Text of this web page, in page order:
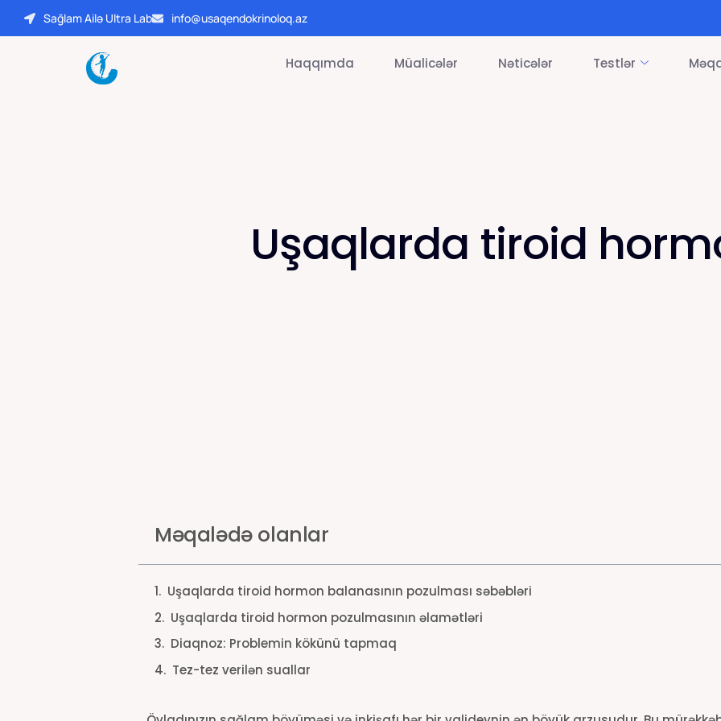
Sağlam Ailə Ultra Lab info@usaqendokrinoloq.az
Haqqımda Müalicələr Nəticələr Testlər
Uşaqlarda tiroid
Məqalədə olanlar
Uşaqlarda tiroid hormon balanasının pozulması səbəbləri
Uşaqlarda tiroid hormon pozulmasının əlamətləri
Diaqnoz: Problemin kökünü tapmaq
Tez-tez verilən suallar